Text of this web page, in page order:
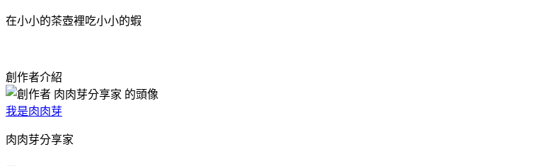
在小小的茶壺裡吃小小的蝦
創作者介紹
我是肉肉芽
肉肉芽分享家